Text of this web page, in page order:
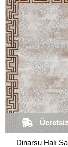
Dinarsu Halı